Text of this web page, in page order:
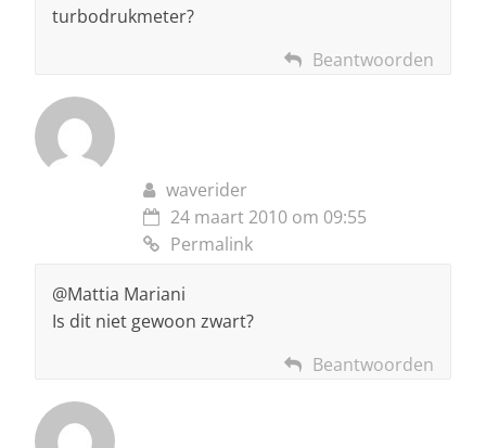
turbodrukmeter?
Beantwoorden
waverider
24 maart 2010 om 09:55
Permalink
@Mattia Mariani
Is dit niet gewoon zwart?
Beantwoorden